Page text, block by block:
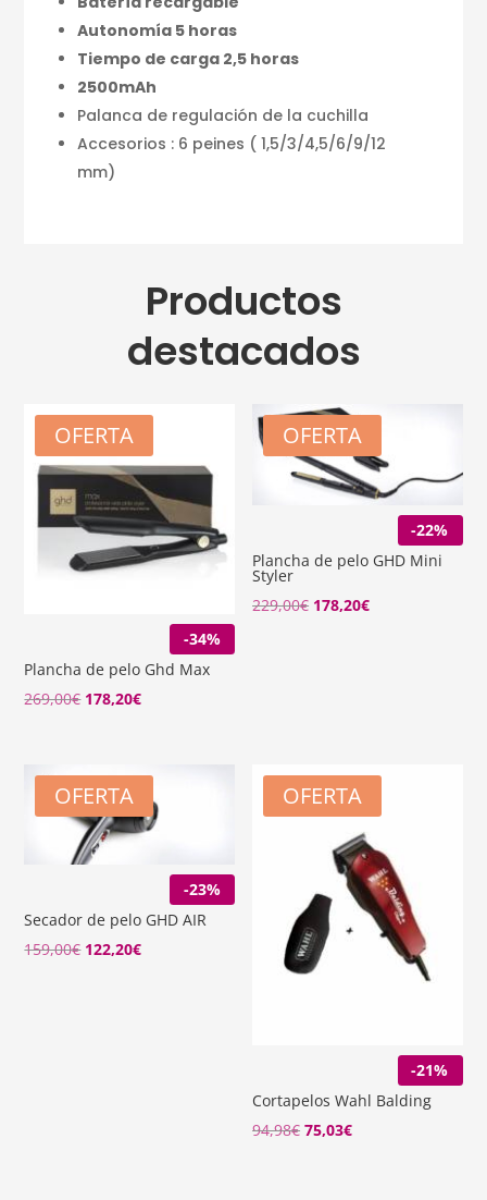
Autonomía 5 horas
Tiempo de carga 2,5 horas
2500mAh
Palanca de regulación de la cuchilla
Accesorios : 6 peines ( 1,5/3/4,5/6/9/12
mm)
Productos
destacados
OFERTA
-34%
Plancha de pelo Ghd Max
269,00€ El
178,20€El
es:
178,20€.
OFERTA
-22%
Plancha de pelo GHD Mini
Styler
229,00€ El
178,20€El
OFERTA
-23%
Secador de pelo GHD AIR
159,00€ El
122,20€El
OFERTA
-21%
Cortapelos Wahl Balding
94,98€ 75,03€